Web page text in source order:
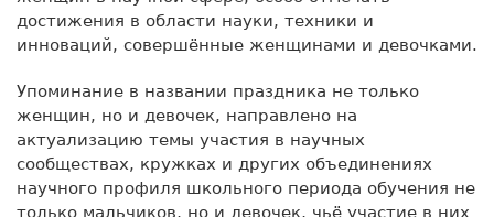
достижения в области науки, техники и
инноваций, совершённые женщинами и девочками.
Упоминание в названии праздника не только
женщин, но и девочек, направлено на
актуализацию темы участия в научных
сообществах, кружках и других объединениях
научного профиля школьного периода обучения не
только мальчиков, но и девочек, чьё участие в них